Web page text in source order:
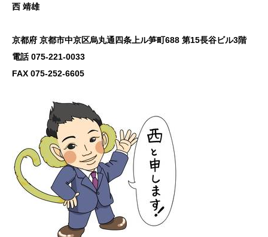
西 靖雄
京都府 京都市中京区烏丸通四条上ル笋町688 第15長谷ビル3階
電話 075-221-0033
FAX 075-252-6605